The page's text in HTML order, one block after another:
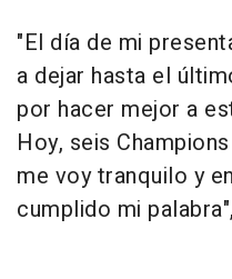
"El día de mi
a dejar hasta el
por hacer mejor a
Hoy, seis
me voy tranquilo y
cumplido mi